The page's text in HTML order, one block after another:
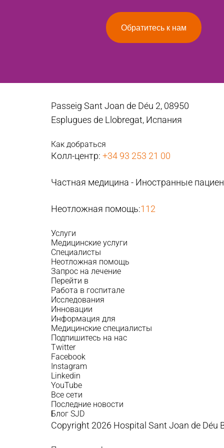
Обратитесь к нам
Passeig Sant Joan de Déu 2, 08950
Esplugues de Llobregat, Испания
Как добраться
Колл-центр: +34 93 253 21 00
Частная медицина - Иностранные
Неотложная помощь:112
Услуги
Медицинские услуги
Специалисты
Неотложная помощь
Запрос на лечение
Перейти в
Работа в госпитале
Исследования
Инновации
Информация для
Медицинские специалисты
Подпишитесь на нас
Twitter
Facebook
Instagram
Linkedin
YouTube
Все сети
Последние новости
Блог SJD
Copyright 2026 Hospital Sant Joan de Déu